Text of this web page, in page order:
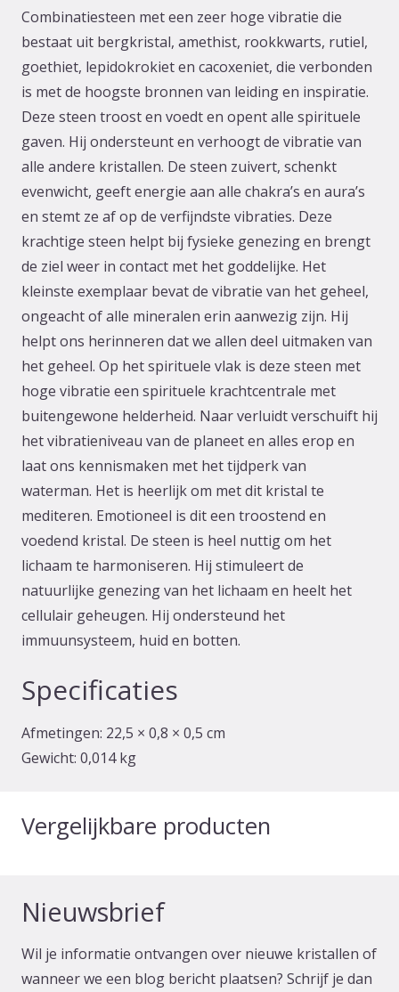
Combinatiesteen met een zeer hoge vibratie die
bestaat uit bergkristal, amethist, rookkwarts, rutiel,
goethiet, lepidokrokiet en cacoxeniet, die verbonden
is met de hoogste bronnen van leiding en inspiratie.
Deze steen troost en voedt en opent alle spirituele
gaven. Hij ondersteunt en verhoogt de vibratie van
alle andere kristallen. De steen zuivert, schenkt
evenwicht, geeft energie aan alle chakra’s en aura’s
en stemt ze af op de verfijndste vibraties. Deze
krachtige steen helpt bij fysieke genezing en brengt
de ziel weer in contact met het goddelijke. Het
kleinste exemplaar bevat de vibratie van het geheel,
ongeacht of alle mineralen erin aanwezig zijn. Hij
helpt ons herinneren dat we allen deel uitmaken van
het geheel. Op het spirituele vlak is deze steen met
hoge vibratie een spirituele krachtcentrale met
buitengewone helderheid. Naar verluidt verschuift hij
het vibratieniveau van de planeet en alles erop en
laat ons kennismaken met het tijdperk van
waterman. Het is heerlijk om met dit kristal te
mediteren. Emotioneel is dit een troostend en
voedend kristal. De steen is heel nuttig om het
lichaam te harmoniseren. Hij stimuleert de
natuurlijke genezing van het lichaam en heelt het
cellulair geheugen. Hij ondersteund het
immuunsysteem, huid en botten.
Specificaties
Afmetingen: 22,5 × 0,8 × 0,5 cm
Gewicht: 0,014 kg
Vergelijkbare producten
Nieuwsbrief
Wil je informatie ontvangen over nieuwe kristallen of
wanneer we een blog bericht plaatsen? Schrijf je dan